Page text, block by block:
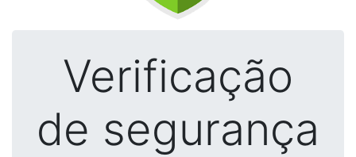
Verificação
de segurança